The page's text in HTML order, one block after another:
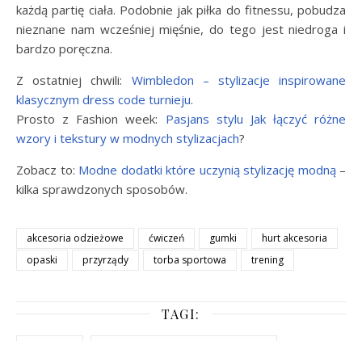
każdą partię ciała. Podobnie jak piłka do fitnessu, pobudza
nieznane nam wcześniej mięśnie, do tego jest niedroga i
bardzo poręczna.
Z ostatniej chwili: Wimbledon – stylizacje inspirowane
klasycznym dress code turnieju.
Prosto z Fashion week: Pasjans stylu Jak łączyć różne
wzory i tekstury w modnych stylizacjach?
Zobacz to: Modne dodatki które uczynią stylizację modną–
kilka sprawdzonych sposobów.
akcesoria odzieżowe ćwiczeń gumki
hurt akcesoria
opaski
przyrządy torba sportowa trening
TAGI: